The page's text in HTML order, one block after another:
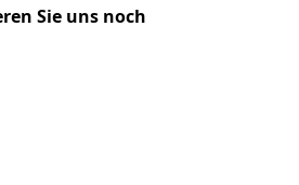
Sie uns noch